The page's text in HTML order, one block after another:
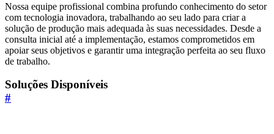
Nossa equipe profissional combina profundo conhecimento do setor
com tecnologia inovadora, trabalhando ao seu lado para criar a
solução de produção mais adequada às suas necessidades. Desde a
consulta inicial até a implementação, estamos comprometidos em
apoiar seus objetivos e garantir uma integração perfeita ao seu fluxo
de trabalho.
Soluções Disponíveis
#